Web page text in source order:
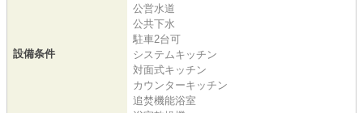
設備条件
公営水道
公共下水
駐車2台可
システムキッチン
対面式キッチン
カウンターキッチン
追焚機能浴室